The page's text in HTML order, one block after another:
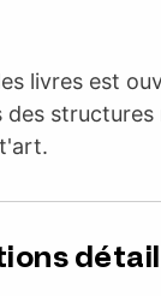
livres est
des